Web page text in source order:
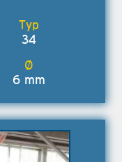
34
6 mm